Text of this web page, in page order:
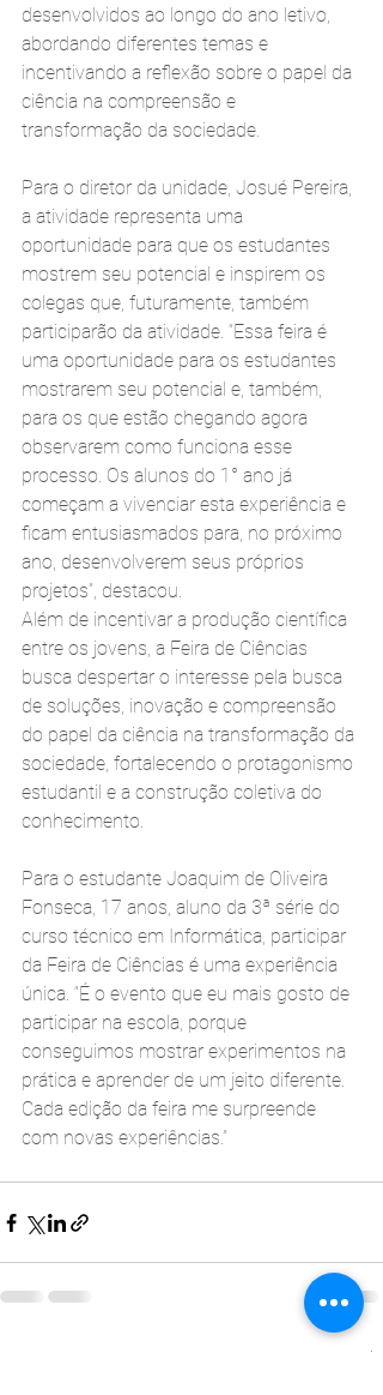
desenvolvidos ao longo do ano letivo,
abordando diferentes temas e
incentivando a reflexão sobre o papel da
ciência na compreensão e
transformação da sociedade.
Para o diretor da unidade, Josué Pereira,
a atividade representa uma
oportunidade para que os estudantes
mostrem seu potencial e inspirem os
colegas que, futuramente, também
participarão da atividade. “Essa feira é
uma oportunidade para os estudantes
mostrarem seu potencial e, também,
para os que estão chegando agora
observarem como funciona esse
processo. Os alunos do 1° ano já
começam a vivenciar esta experiência e
ficam entusiasmados para, no próximo
ano, desenvolverem seus próprios
projetos”, destacou.
Além de incentivar a produção científica
entre os jovens, a Feira de Ciências
busca despertar o interesse pela busca
de soluções, inovação e compreensão
do papel da ciência na transformação da
sociedade, fortalecendo o protagonismo
estudantil e a construção coletiva do
conhecimento.
Para o estudante Joaquim de Oliveira
Fonseca, 17 anos, aluno da 3ª série do
curso técnico em Informática, participar
da Feira de Ciências é uma experiência
única. “É o evento que eu mais gosto de
participar na escola, porque
conseguimos mostrar experimentos na
prática e aprender de um jeito diferente.
Cada edição da feira me surpreende
com novas experiências.”
Ver tudo